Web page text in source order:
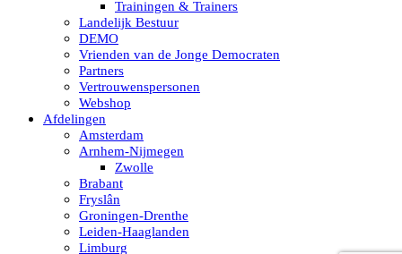
Trainingen & Trainers
Landelijk Bestuur
DEMO
Vrienden van de Jonge Democraten
Partners
Vertrouwenspersonen
Webshop
Afdelingen
Amsterdam
Arnhem-Nijmegen
Zwolle
Brabant
Fryslân
Groningen-Drenthe
Leiden-Haaglanden
Limburg